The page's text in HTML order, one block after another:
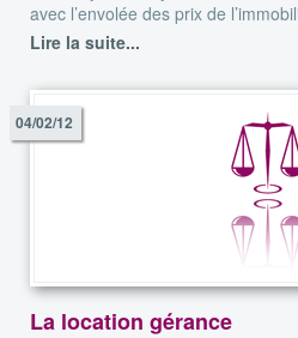
avec l’envolée des prix de
Lire la suite...
04/02/12
La location gérance